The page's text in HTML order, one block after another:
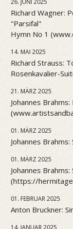
26. JUNI 2025
Richard Wagner:
"Parsifal"
Hymn No 1
14. MAI 2025
Richard Strauss:
Rosenkavalier-
21. MÄRZ 2025
Johannes
01. MÄRZ 2025
Johannes
01. MÄRZ 2025
Johannes Brahms:
(https://
01. FEBRUAR 2025
Anton Bruckner:
14. JANUAR 2025